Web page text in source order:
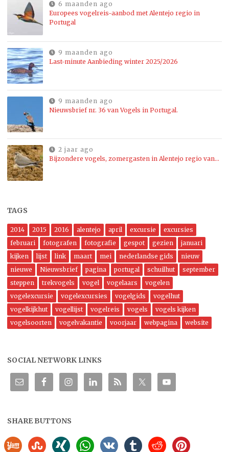
6 maanden ago
Europees vogelreis-aanbod met Alentejo regio in
Portugal
9 maanden ago
Last-minute Aanbieding winter 2025/2026
9 maanden ago
Nieuwsbrief nr. 36 van Vogels in Portugal.
2 jaar ago
Bijzondere vogels, zomergasten in Alentejo regio van…
TAGS
2014 2015 2016 alentejo april excursie
excursies
februari
fotografen fotografie gespot gezien
januari
kijken
lijst link maart mei nederlandse gids
nieuw
nieuwe
Nieuwsbrief pagina portugal schuilhut
september
steppen
trekvogels vogel vogelaars
vogelen
vogelexcursie
vogelexcursies vogelgids
vogelhut
vogelkijkhut
vogellijst vogelreis vogels
vogels kijken
vogelsoorten
vogelvakantie voorjaar webpagina website
SOCIAL NETWORK LINKS
SHARE BUTTONS